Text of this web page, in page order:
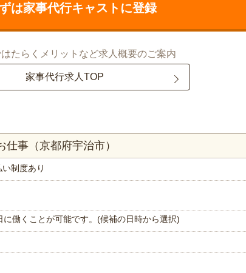
は家事代行キャストに登録
たらくメリットなど求人概要のご案内
家事代行求人TOP
事（京都府宇治市）
い制度あり
働くことが可能です。(候補の日時から選択)